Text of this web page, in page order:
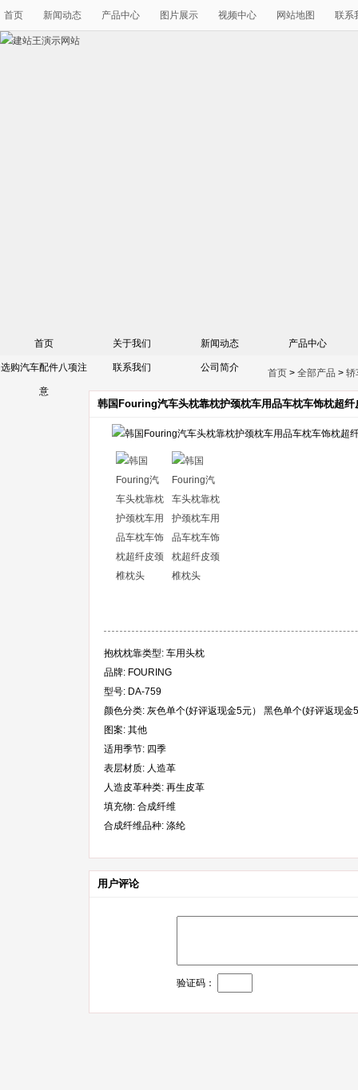
首页 新闻动态 产品中心 图片展示 视频中心 网站地图 联系
首页 关于我们 新闻动态 产品中心
选购汽车配件八项注
意
联系我们 公司简介 首页 > 全部产品 > 轿
韩国Fouring汽车头枕靠枕护颈枕车用品车枕车饰枕超纤
抱枕枕靠类型: 车用头枕
品牌: FOURING
型号: DA-759
颜色分类: 灰色单个(好评返现金5元） 黑色单个(好评返现金
图案: 其他
适用季节: 四季
表层材质: 人造革
人造皮革种类: 再生皮革
填充物: 合成纤维
合成纤维品种: 涤纶
用户评论
验证码：